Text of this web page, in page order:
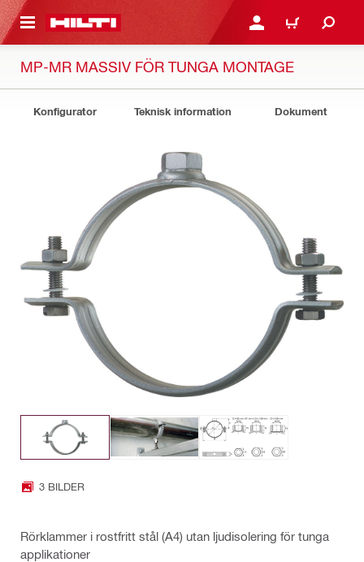
GÅ TILL HUVUDSIDAN LOGGA IN ELLER
VARUKORG
MP-MR MASSIV FÖR TUNGA MONTAGE
Konfigurator Teknisk information Dokument
3 BILDER
Rörklammer i rostfritt stål (A4) utan ljudisolering för tunga
applikationer